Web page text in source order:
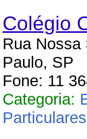
Colégio
Rua Nossa
Paulo, SP
Fone: 11
Categoria:
Particulares